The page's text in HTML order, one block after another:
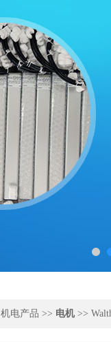
机电产品 >> 电机 >>